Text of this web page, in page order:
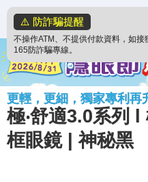
⚠️ 防詐騙提醒
不操作ATM、不提供付款資料，如
165防詐騙專線。
更輕，更細，獨家專利再
極‧舒適3.0系列 l
框眼鏡 | 神秘黑